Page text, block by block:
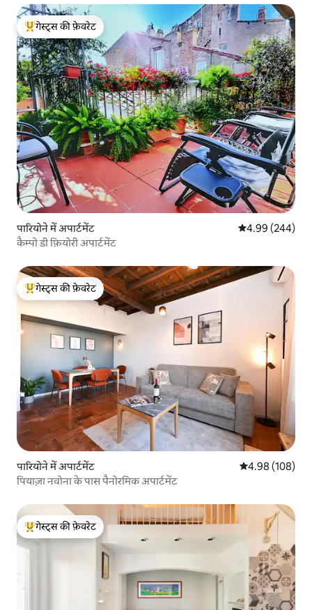
गेस्ट्स का टॉप फ़ेवरेट
गेस्ट्स की फ़ेवरेट
पारियोने में अपार्टमेंट औसत रेटिंग 5 में से
4.99 (244)
कैम्पो डी फ़ियोरी अपार्टमेंट
गेस्ट्स का टॉप फ़ेवरेट
गेस्ट्स की फ़ेवरेट
पारियोने में अपार्टमेंट औसत रेटिंग 5 में से
4.98 (108)
पियाज़ा नवोना के पास पैनोरमिक अपार्टमेंट
गेस्ट्स का टॉप फ़ेवरेट
गेस्ट्स की फ़ेवरेट